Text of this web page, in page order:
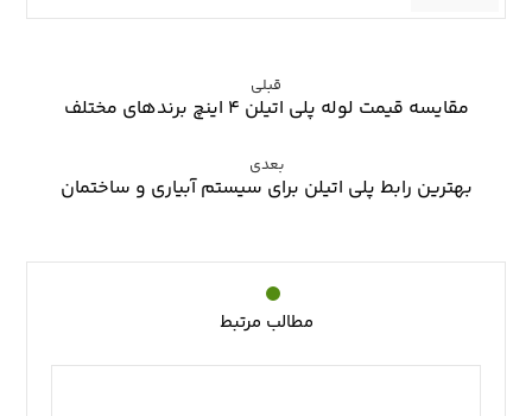
قبلی
مقایسه قیمت لوله پلی اتیلن ۴ اینچ برندهای مختلف
بعدی
بهترین رابط پلی اتیلن برای سیستم آبیاری و ساختمان
مطالب مرتبط